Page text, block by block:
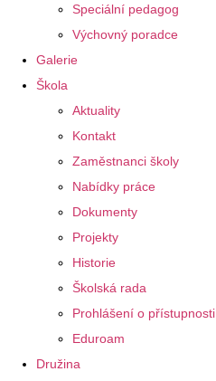
Speciální pedagog
Výchovný poradce
Galerie
Škola
Aktuality
Kontakt
Zaměstnanci školy
Nabídky práce
Dokumenty
Projekty
Historie
Školská rada
Prohlášení o přístupnosti
Eduroam
Družina